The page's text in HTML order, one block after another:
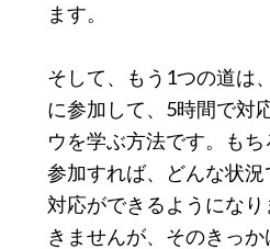
ます。
そして、もう1つの道は
に参加して、5時間で対
ウを学ぶ方法です。も
参加すれば、どんな状
対応ができるようにな
きませんが、そのきっ